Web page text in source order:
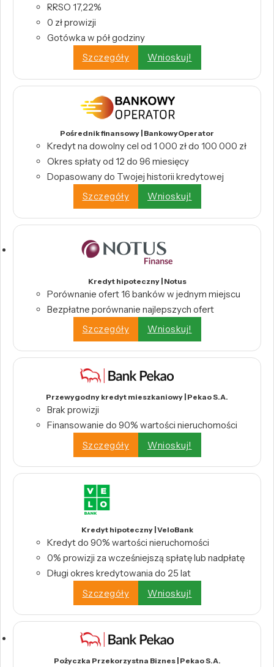
RRSO 17,22%
0 zł prowizji
Gotówka w pół godziny
Szczegóły
Wnioskuj!
Pośrednik finansowy | BankowyOperator
Kredyt na dowolny cel od 1 000 zł do 100 000 zł
Okres spłaty od 12 do 96 miesięcy
Dopasowany do Twojej historii kredytowej
Szczegóły
Wnioskuj!
Kredyt hipoteczny | Notus
Porównanie ofert 16 banków w jednym miejscu
Bezpłatne porównanie najlepszych ofert
Szczegóły
Wnioskuj!
Przewygodny kredyt mieszkaniowy | Pekao S.A.
Brak prowizji
Finansowanie do 90% wartości nieruchomości
Szczegóły
Wnioskuj!
Kredyt hipoteczny | VeloBank
Kredyt do 90% wartości nieruchomości
0% prowizji za wcześniejszą spłatę lub nadpłatę
Długi okres kredytowania do 25 lat
Szczegóły
Wnioskuj!
Pożyczka Przekorzystna Biznes | Pekao S.A.